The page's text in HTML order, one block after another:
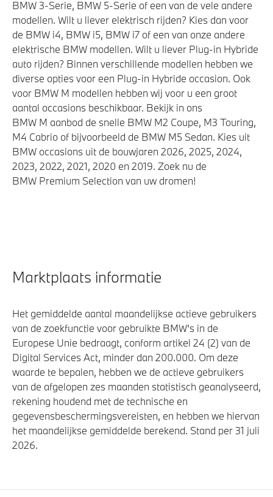
BMW 3-Serie, BMW 5-Serie of een van de vele andere
modellen. Wilt u liever elektrisch rijden? Kies dan voor
de BMW i4, BMW i5, BMW i7 of een van onze andere
elektrische BMW modellen. Wilt u liever Plug-in Hybride
auto rijden? Binnen verschillende modellen hebben we
diverse opties voor een Plug-in Hybride occasion. Ook
voor BMW M modellen hebben wij voor u een groot
aantal occasions beschikbaar. Bekijk in ons
BMW M aanbod de snelle BMW M2 Coupe, M3 Touring,
M4 Cabrio of bijvoorbeeld de BMW M5 Sedan. Kies uit
BMW occasions uit de bouwjaren 2026, 2025, 2024,
2023, 2022, 2021, 2020 en 2019. Zoek nu de
BMW Premium Selection van uw dromen!
Marktplaats informatie
Het gemiddelde aantal maandelijkse actieve gebruikers
van de zoekfunctie voor gebruikte BMW's in de
Europese Unie bedraagt, conform artikel 24 (2) van de
Digital Services Act, minder dan 200.000. Om deze
waarde te bepalen, hebben we de actieve gebruikers
van de afgelopen zes maanden statistisch geanalyseerd,
rekening houdend met de technische en
gegevensbeschermingsvereisten, en hebben we hiervan
het maandelijkse gemiddelde berekend. Stand per 31 juli
2026.